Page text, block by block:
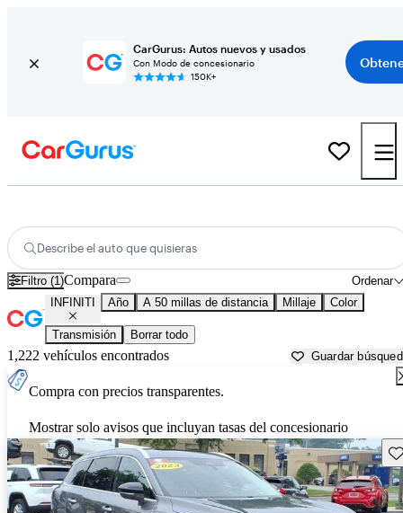
CarGurus: Autos nuevos y usados
Con Modo de concesionario
150K+
Describe el auto que quisieras
Filtro (1) Ordenar
Compara
INFINITI Año A 50 millas de distancia Millaje Color
Transmisión Borrar todo
1,222 vehículos encontrados Guardar
Compra con precios transparentes.
Mostrar solo avisos que incluyan tasas del concesionario